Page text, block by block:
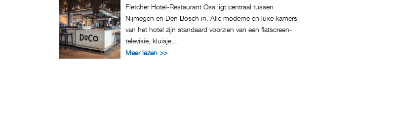
Fletcher Hotel-Restaurant Oss ligt centraal tussen
Nijmegen en Den Bosch in. Alle moderne en luxe kamers
van het hotel zijn standaard voorzien van een flatscreen-
televisie, kluisje...
Meer lezen >>